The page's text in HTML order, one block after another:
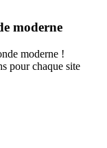
moderne
moderne !
pour chaque site